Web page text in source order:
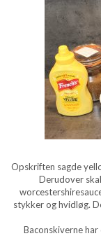
Opskriften sagde
Derudover
stykker og hvidløg.
Baconskiverne